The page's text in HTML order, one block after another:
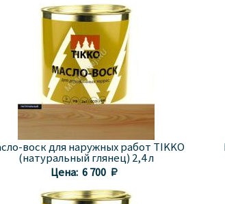
воск для наружных работ TIKKO
(натуральный глянец) 2,4 л
Цена: 6 700 